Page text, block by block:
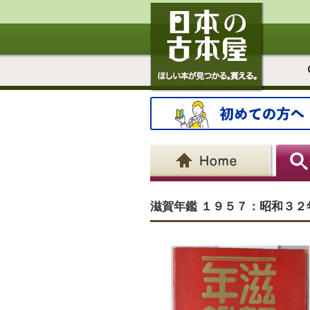
滋賀年鑑 １９５７：昭和３２